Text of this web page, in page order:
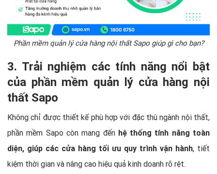
Phần mềm quản lý cửa hàng nội thất Sapo giúp gì cho bạn?
3. Trải nghiệm các tính năng nổi bật
của phần mềm quản lý cửa hàng nội
thất Sapo
Không chỉ được thiết kế phù hợp với đặc thù ngành nội thất,
phần mềm Sapo còn mang đến hệ thống tính năng toàn
diện, giúp các cửa hàng tối ưu quy trình vận hành, tiết
kiệm thời gian và nâng cao hiệu quả kinh doanh rõ rệt.